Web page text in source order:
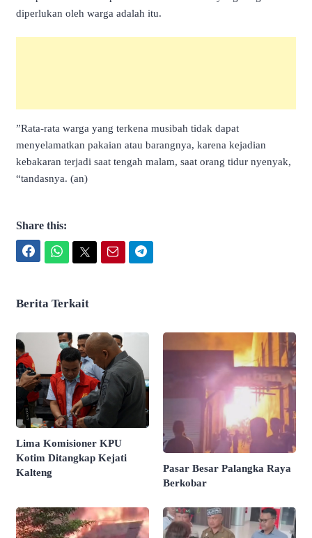
diperlukan oleh warga adalah itu.
”Rata-rata warga yang terkena musibah tidak dapat
menyelamatkan pakaian atau barangnya, karena kejadian
kebakaran terjadi saat tengah malam, saat orang tidur nyenyak,
“tandasnya. (an)
Share this:
Berita Terkait
Lima Komisioner KPU
Kotim Ditangkap Kejati
Kalteng
Pasar Besar Palangka Raya
Berkobar